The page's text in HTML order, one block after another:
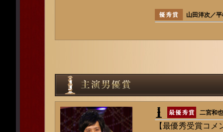
山田洋次／
二宮和
【最優秀受賞コメ